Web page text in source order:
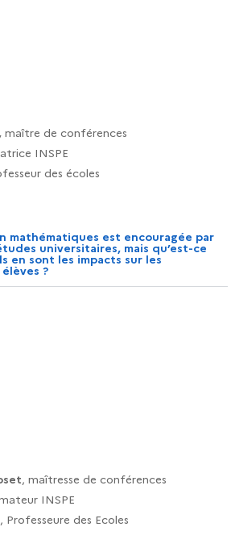
maître de conférences
INSPE
des écoles
mathématiques est encouragée par
universitaires, mais qu’est-ce
en sont les impacts sur les
?
, maîtresse de conférences
INSPE
, Professeure des Ecoles